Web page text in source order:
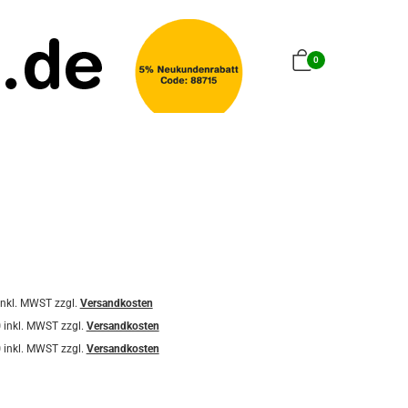
0
MWST zzgl. Versandkosten
inkl. MWST zzgl. Versandkosten
inkl. MWST zzgl. Versandkosten